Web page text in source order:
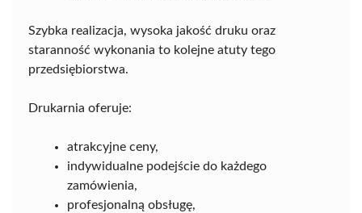
Szybka realizacja, wysoka jakość druku oraz
staranność wykonania to kolejne atuty tego
przedsiębiorstwa.
Drukarnia oferuje:
atrakcyjne ceny,
indywidualne podejście do każdego
zamówienia,
profesjonalną obsługę,